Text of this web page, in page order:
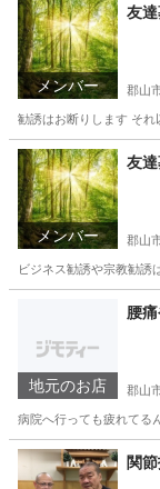
福島 郡山市 空
メンバー
友
郡山
勧誘はお断りします そ
福島 郡山市 そ
メンバー
友達
郡山
ビジネス勧誘や宗教勧誘
そ
地元のお店
腰
郡山
病院へ行っても疲れてる
福島 郡山市 そ
関